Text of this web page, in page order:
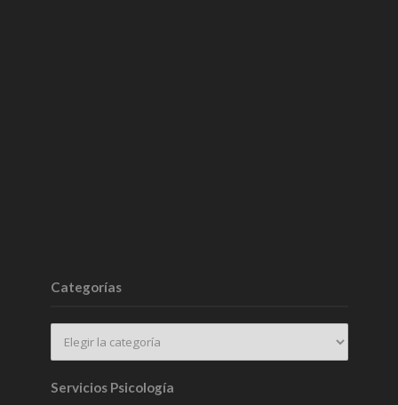
Categorías
Servicios Psicología